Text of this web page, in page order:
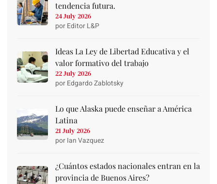
tendencia futura.
24 July 2026
por Editor L&P
Ideas La Ley de Libertad Educativa y el
valor formativo del trabajo
22 July 2026
por Edgardo Zablotsky
Lo que Alaska puede enseñar a América
Latina
21 July 2026
por Ian Vazquez
¿Cuántos estados nacionales entran en la
provincia de Buenos Aires?